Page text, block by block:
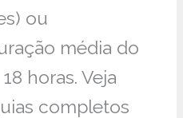
ou
média do
horas. Veja
completos